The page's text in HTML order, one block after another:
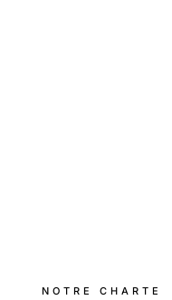
NOTRE CHARTE